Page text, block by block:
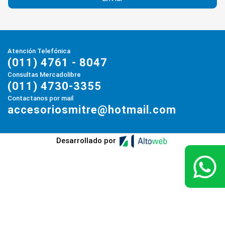
Atención Telefónica
(011) 4761 - 8047
Consultas Mercadolibre
(011) 4730-3355
Contactanos por mail
accesoriosmitre@hotmail.com
Desarrollado por